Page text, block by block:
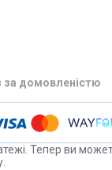
за домовленістю
Тепер ви